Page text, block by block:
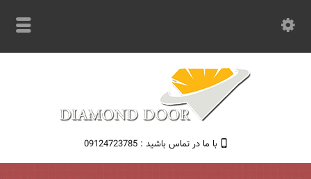
با ما در تماس باشید : 09124723785